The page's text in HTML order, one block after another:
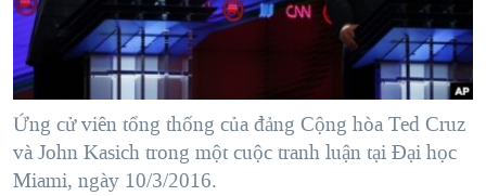
"Tìm"
NGƯỜI VIỆT HẢI NGOẠI
ĐỜI SỐNG
KINH TẾ
KHOA HỌC
SỨC KHOẺ
TẠI
HÀNH TRÌNH BẦU CỬ 2024
MỘT NĂM CHIẾN TRANH TẠI DẢI GAZA
GIẢI MÃ VÀNH ĐAI & CON ĐƯỜNG
NGÀY TỊ NẠN THẾ GIỚI
VIDEO
NGHE
MẠNG XÃ HỘI
Ứng cử viên tổng thống của đảng Cộng hòa Ted Cruz
và John Kasich trong một cuộc tranh luận tại Đại học
Miami, ngày 10/3/2016.